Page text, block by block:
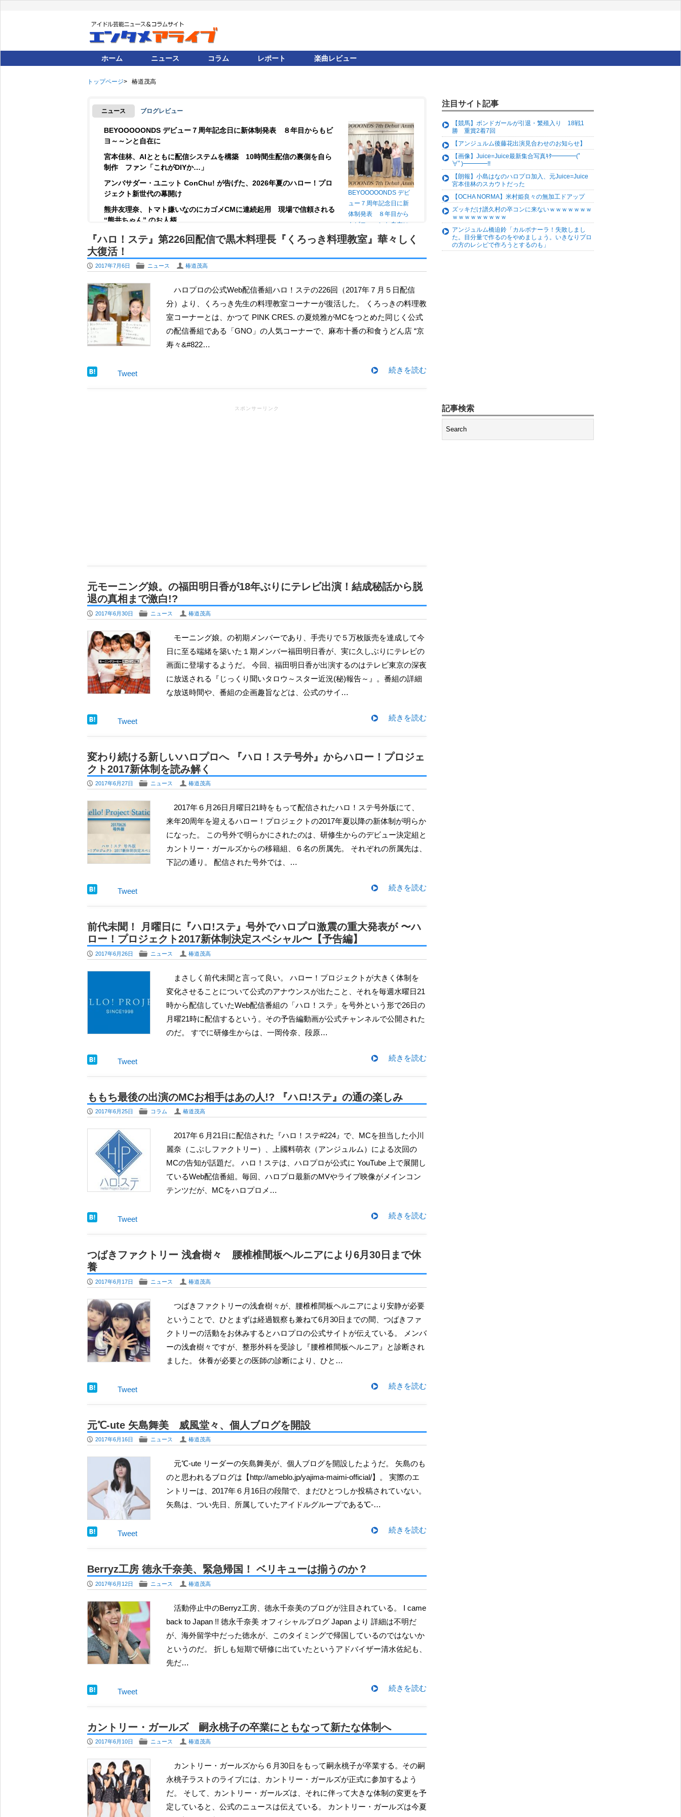
ホーム ニュース コラム レポート 楽曲レビュー
トップページ 椿道茂高
ニュース ブログレビュー
BEYOOOOONDS デビュー７周年記念日に新体制発表 ８年目からもビ
ヨ～～ンと自在に
宮本佳林、AIとともに配信システムを構築 10時間生配信の裏側を自ら
制作 ファン「これがDIYか…」
アンバサダー・ユニット ConChu! が告げた、2026年夏のハロー！プロ
ジェクト新世代の幕開け
熊井友理奈、トマト嫌いなのにカゴメCMに連続起用 現場で信頼される
“熊井ちゃん” のお人柄
モーニング娘。18期のメンバーカラー発表 加えて山﨑愛生のメンバー
カラー変更も
夏焼雅、アイドルオーディションを総合プロデュース！アイドル×ROCK
で「次代のロック」目指す
OCHA NORMA 北原もも、待望の初写真集『もももてぃーん。』発売決
定 ”妖艶” と “天真爛漫” の間で
牧野真莉愛、卒業後にインスタ更新 相変わらずの “牧野節” にファンも
安堵
夏焼雅 YouTubeチャンネルに徳永千奈美！ このままBerryz工房を網羅
レ東音楽祭2026夏』でアナウンサー デビュー
BEYOOOOONDS デビ
ュー７周年記念日に新
体制発表 ８年目から
もビヨ～～ンと自在に
『ハロ！ステ』第226回配信で黒木料理長『くろっき料理教室』華々しく
大復活！
P 2017年7月6日 F ニュース U 椿道茂高
ハロプロの公式Web配信番組ハロ！ステの226回（2017年７月５日配信
分）より、くろっき先生の料理教室コーナーが復活した。 くろっきの料理教
室コーナーとは、かつて PINK CRES. の夏焼雅がMCをつとめた同じく公式
の配信番組である「GNO」の人気コーナーで、麻布十番の和食うどん店 “京
寿々&#822…
続きを読む
Tweet
スポンサーリンク
元モーニング娘。の福田明日香が18年ぶりにテレビ出演！結成秘話から脱
退の真相まで激白!?
P 2017年6月30日 F ニュース U 椿道茂高
モーニング娘。の初期メンバーであり、手売りで５万枚販売を達成して今
日に至る端緒を築いた１期メンバー福田明日香が、実に久しぶりにテレビの
画面に登場するようだ。 今回、福田明日香が出演するのはテレビ東京の深夜
に放送される『じっくり聞いタロウ～スター近況(秘)報告～』。番組の詳細
な放送時間や、番組の企画趣旨などは、公式のサイ…
続きを読む
Tweet
変わり続ける新しいハロプロへ 『ハロ！ステ号外』からハロー！プロジェ
クト2017新体制を読み解く
P 2017年6月27日 F ニュース U 椿道茂高
2017年６月26日月曜日21時をもって配信されたハロ！ステ号外版にて、
来年20周年を迎えるハロー！プロジェクトの2017年夏以降の新体制が明らか
になった。 この号外で明らかにされたのは、研修生からのデビュー決定組と
カントリー・ガールズからの移籍組、６名の所属先。 それぞれの所属先は、
下記の通り。 配信された号外では、…
続きを読む
Tweet
前代未聞！ 月曜日に『ハロ!ステ』号外でハロプロ激震の重大発表が 〜ハ
ロー！プロジェクト2017新体制決定スペシャル〜【予告編】
P 2017年6月26日 F ニュース U 椿道茂高
まさしく前代未聞と言って良い。 ハロー！プロジェクトが大きく体制を
変化させることについて公式のアナウンスが出たこと、それを毎週水曜日21
時から配信していたWeb配信番組の「ハロ！ステ」を号外という形で26日の
月曜21時に配信するという。その予告編動画が公式チャンネルで公開された
のだ。 すでに研修生からは、一岡伶奈、段原…
続きを読む
Tweet
ももち最後の出演のMCお相手はあの人!? 『ハロ!ステ』の通の楽しみ
P 2017年6月25日 F コラム U 椿道茂高
2017年６月21日に配信された『ハロ！ステ#224』で、MCを担当した小川
麗奈（こぶしファクトリー）、上國料萌衣（アンジュルム）による次回の
MCの告知が話題だ。 ハロ！ステは、ハロプロが公式に YouTube 上で展開し
ているWeb配信番組。毎回、ハロプロ最新のMVやライブ映像がメインコン
テンツだが、MCをハロプロメ…
続きを読む
Tweet
つばきファクトリー 浅倉樹々 腰椎椎間板ヘルニアにより6月30日まで休
養
P 2017年6月17日 F ニュース U 椿道茂高
つばきファクトリーの浅倉樹々が、腰椎椎間板ヘルニアにより安静が必要
ということで、ひとまずは経過観察も兼ねて6月30日までの間、つばきファ
クトリーの活動をお休みするとハロプロの公式サイトが伝えている。 メンバ
ーの浅倉樹々ですが、整形外科を受診し『腰椎椎間板ヘルニア』と診断され
ました。 休養が必要との医師の診断により、ひと…
続きを読む
Tweet
元℃-ute 矢島舞美 威風堂々、個人ブログを開設
P 2017年6月16日 F ニュース U 椿道茂高
元℃-ute リーダーの矢島舞美が、個人ブログを開設したようだ。 矢島のも
のと思われるブログは【http://ameblo.jp/yajima-maimi-official/】。 実際のエ
ントリーは、2017年６月16日の段階で、まだひとつしか投稿されていない。
矢島は、つい先日、所属していたアイドルグループである℃-…
続きを読む
Tweet
Berryz工房 徳永千奈美、緊急帰国！ ベリキューは揃うのか？
P 2017年6月12日 F ニュース U 椿道茂高
活動停止中のBerryz工房、徳永千奈美のブログが注目されている。 I came
back to Japan !! 徳永千奈美 オフィシャルブログ Japan より 詳細は不明だ
が、海外留学中だった徳永が、このタイミングで帰国しているのではないか
というのだ。 折しも短期で研修に出ていたというアドバイザー清水佐紀も、
先だ…
続きを読む
Tweet
カントリー・ガールズ 嗣永桃子の卒業にともなって新たな体制へ
P 2017年6月10日 F ニュース U 椿道茂高
カントリー・ガールズから６月30日をもって嗣永桃子が卒業する。その嗣
永桃子ラストのライブには、カントリー・ガールズが正式に参加するよう
だ。 そして、カントリー・ガールズは、それに伴って大きな体制の変更を予
定していると、公式のニュースは伝えている。 カントリー・ガールズは今夏
注目サイト記事
【競馬】ボンドガールが引退・繁殖入り 18戦1
勝 重賞2着7回
【アンジュルム後藤花出演見合わせのお知らせ】
【画像】Juice=Juice最新集合写真ｷﾀ━━━━(ﾟ
∀ﾟ)━━━━!!
【朗報】小島はなのハロプロ加入、元Juice=Juice
宮本佳林のスカウトだった
【OCHA NORMA】米村姫良々の無加工ドアップ
ズッキだけ譜久村の卒コンに来ないｗｗｗｗｗｗｗ
ｗｗｗｗｗｗｗｗｗ
アンジュルム橋迫鈴「カルボナーラ！失敗しまし
た。目分量で作るのをやめましょう。いきなりプロ
の方のレシピで作ろうとするのも」
記事検索